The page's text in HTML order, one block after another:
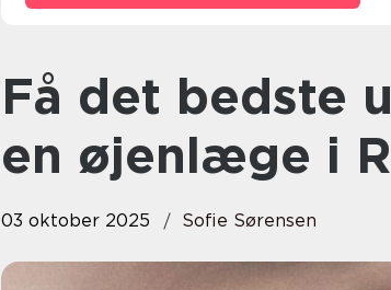
Få det bedste ud af dit syn med
en øjenlæge i
03 oktober 2025 Sofie Sørensen